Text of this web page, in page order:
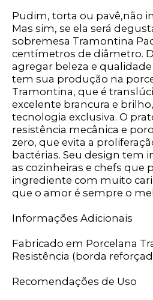
Pudim, torta ou pavê,não
Mas sim, se ela será
sobremesa Tramontina
centímetros de diâmetro.
agregar beleza e
tem sua produção na
Tramontina, que é
excelente brancura e
tecnologia exclusiva. O
resistência mecânica e
zero, que evita a
bactérias. Seu design tem
as cozinheiras e chefs que
ingrediente com muito
que o amor é sempre o
Informações Adicionais
Fabricado em Porcelana
Resistência (borda
Recomendações de Uso